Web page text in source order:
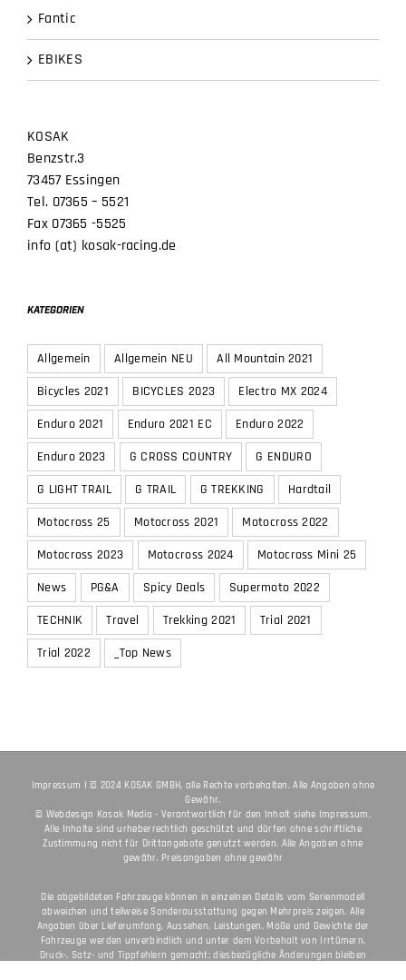
EBIKES
73457 Essingen
Tel. 07365 – 5521
Fax 07365 -5525
info (at) kosak-racing.de
Bicycles 2021
BICYCLES 2023
Electro MX 2024
Enduro 2021
Enduro 2021 EC
Enduro 2022
Enduro 2023
G CROSS COUNTRY
G ENDURO
G LIGHT TRAIL
G TRAIL G TREKKING
Hardtail
Motocross 25
Motocross 2021
Motocross 2022
Motocross 2023
Motocross 2024
Motocross Mini 25
News
PG&A Spicy Deals
Supermoto 2022
TECHNIK
Travel Trekking 2021
Trial 2021
Trial 2022
_Top News
ImpressumI © 2024 KOSAK GMBH, alle Rechte vorbehalten. Alle Angaben ohne
© Webdesign Kosak Media - Verantwortlich für den Inhalt siehe Impressum
Alle Inhalte sind urheberrechtlich geschützt und dürfen ohne schriftliche
Zustimmung nicht für Drittangebote genutzt werden. Alle Angaben ohne
gewähr. Preisangaben ohne gewähr
Die abgebildeten Fahrzeuge können in einzelnen Details vom Serienmodell
Angaben über Lieferumfang, Aussehen, Leistungen, Maße und Gewichte der
Fahrzeuge werden unverbindlich und unter dem Vorbehalt von Irrtümern,
Druck-, Satz- und Tippfehlern gemacht; diesbezügliche Änderungen bleiben
jederzeit vorbehalten. Aus unzutreffenden Angaben können keine Rechte
abgeleitet werden. Bei veredelten Oberflächen kann es aufgrund von üblichen
Prozessschwankungen zu Farbunterschieden kommen. Die angegebenen